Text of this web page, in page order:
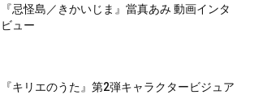
『忌怪島／きかいじま』當真あみ 動画インタ
ビュー
『キリエのうた』第2弾キャラクタービジュア